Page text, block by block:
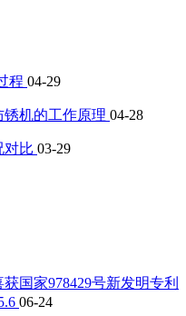
程 04-29
机的工作原理 04-28
对比 03-29
国家978429号新发明专利
06-24